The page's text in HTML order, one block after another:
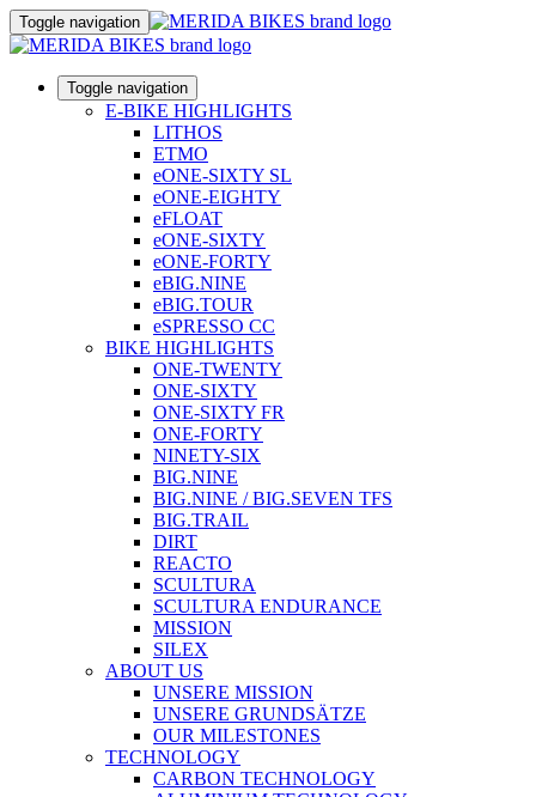
Toggle navigation
Toggle navigation
E-BIKE HIGHLIGHTS
LITHOS
ETMO
eONE-SIXTY SL
eONE-EIGHTY
eFLOAT
eONE-SIXTY
eONE-FORTY
eBIG.NINE
eBIG.TOUR
eSPRESSO CC
BIKE HIGHLIGHTS
ONE-TWENTY
ONE-SIXTY
ONE-SIXTY FR
ONE-FORTY
NINETY-SIX
BIG.NINE
BIG.NINE / BIG.SEVEN TFS
BIG.TRAIL
DIRT
REACTO
SCULTURA
SCULTURA ENDURANCE
MISSION
SILEX
ABOUT US
UNSERE MISSION
UNSERE GRUNDSÄTZE
OUR MILESTONES
TECHNOLOGY
CARBON TECHNOLOGY